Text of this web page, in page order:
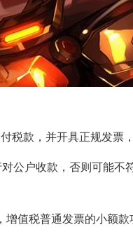
税款，并开具正规发票
公户收款，否则可能
值税普通发票的小额